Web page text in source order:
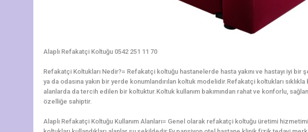
Alaplı Refakatçi Koltuğu 0542 251 11 70
Refakatçi Koltukları Nedir?= Refakatçi koltuğu hastanelerde hasta yakını ve hastayı iyi bir
ya da odasına yakın bir yerde konumlandırılan koltuk modelidir.Refakatçi koltukları
alanlarda da tercih edilen bir koltuktur.Koltuk kullanım bakımından rahat ve konforlu,
özelliğe sahiptir.
Alaplı Refakatçi Koltuğu Kullanım Alanları= Genel olarak refakatçi koltuğu üretimi